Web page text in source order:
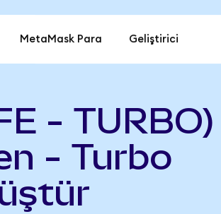
MetaMask Para Geliştirici
-
- Turbo